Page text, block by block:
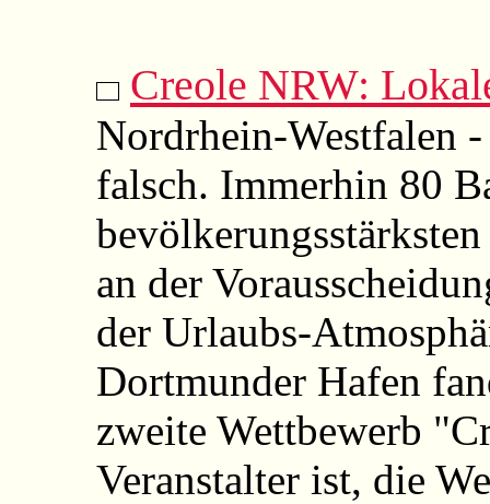
Creole NRW:
Nordrhein-Westfalen
falsch. Immerhin 80
an der
der Urlaubs-
Dortmunder Hafen
zweite Wettbewerb
Veranstalter ist, die